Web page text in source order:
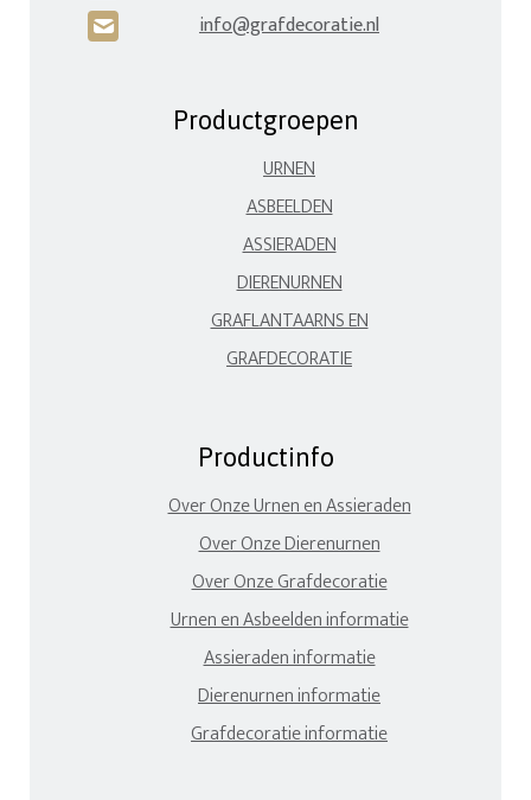
H info@grafdecoratie.nl
Productgroepen
URNEN
ASBEELDEN
ASSIERADEN
DIERENURNEN
GRAFLANTAARNS EN
GRAFDECORATIE
Productinfo
Over Onze Urnen en Assieraden
Over Onze Dierenurnen
Over Onze Grafdecoratie
Urnen en Asbeelden informatie
Assieraden informatie
Dierenurnen informatie
Grafdecoratie informatie